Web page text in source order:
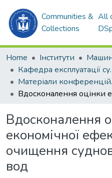
Communities &
Collections
All
Home Інститути
Кафедра
Вдосконалення
економічної
очищення
вод